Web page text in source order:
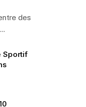
des
Sportif